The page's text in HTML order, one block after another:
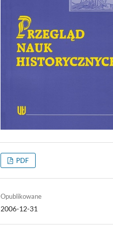
PDF
Opublikowane
2006-12-31